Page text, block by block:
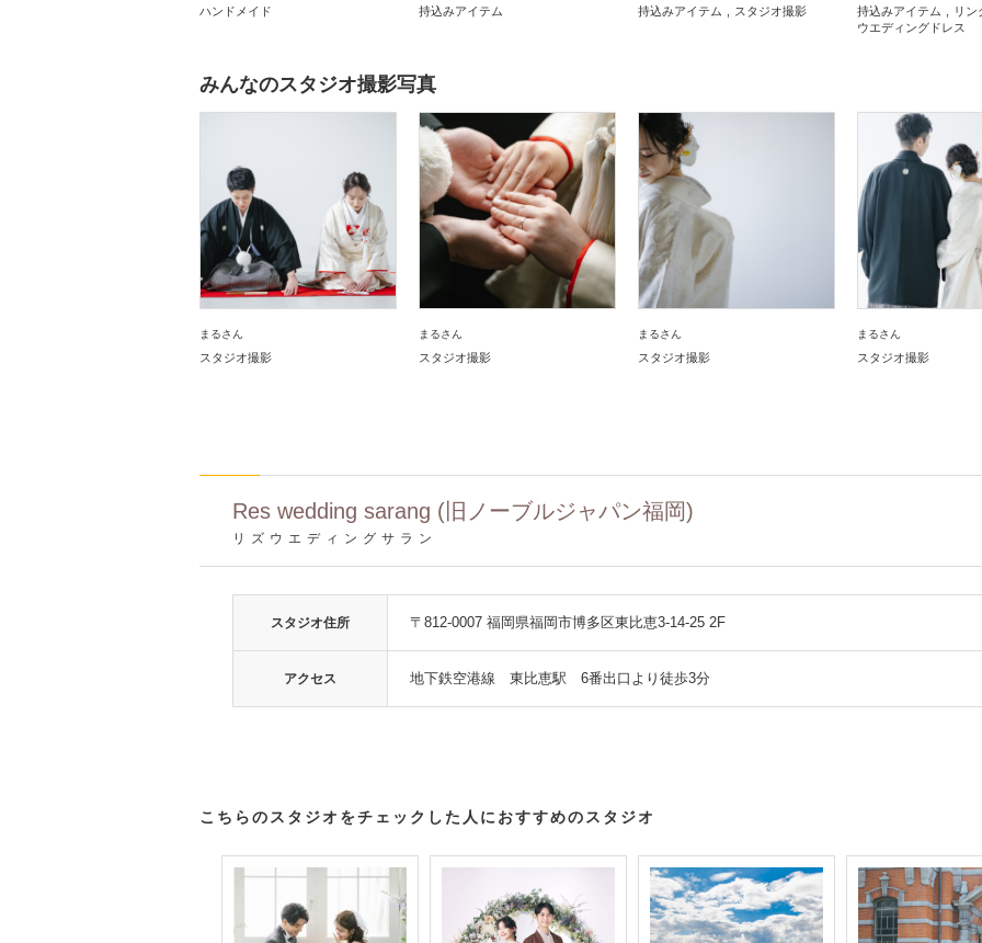
ハンドメイド 持込みアイテム 持込みアイテム スタジオ撮影 持込みアイテム
リン
ウエディングドレス
みんなのスタジオ撮影写真
まるさん
スタジオ撮影
まるさん
スタジオ撮影
まるさん
スタジオ撮影
まるさん
スタジオ撮影
Res wedding sarang (旧ノーブルジャパン福岡)
リズウエディングサラン
スタジオ住所 〒812-0007 福岡県福岡市博多区東比恵3-14-25 2F
アクセス 地下鉄空港線 東比恵駅 6番出口より徒歩3分
こちらのスタジオをチェックした人におすすめのスタジオ